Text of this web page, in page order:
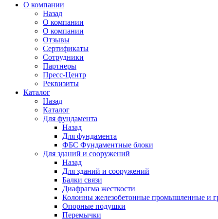
О компании
Назад
О компании
О компании
Отзывы
Сертификаты
Сотрудники
Партнеры
Пресс-Центр
Реквизиты
Каталог
Назад
Каталог
Для фундамента
Назад
Для фундамента
ФБС Фундаментные блоки
Для зданий и сооружений
Назад
Для зданий и сооружений
Балки связи
Диафрагма жесткости
Колонны железобетонные промышленные и
Опорные подушки
Перемычки